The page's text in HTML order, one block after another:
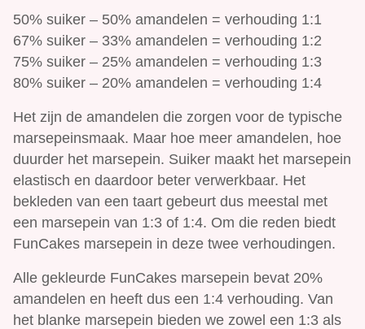
50% suiker – 50% amandelen = verhouding 1:1
67% suiker – 33% amandelen = verhouding 1:2
75% suiker – 25% amandelen = verhouding 1:3
80% suiker – 20% amandelen = verhouding 1:4
Het zijn de amandelen die zorgen voor de typische
marsepeinsmaak. Maar hoe meer amandelen, hoe
duurder het marsepein. Suiker maakt het marsepein
elastisch en daardoor beter verwerkbaar. Het
bekleden van een taart gebeurt dus meestal met
een marsepein van 1:3 of 1:4. Om die reden biedt
FunCakes marsepein in deze twee verhoudingen.
Alle gekleurde FunCakes marsepein bevat 20%
amandelen en heeft dus een 1:4 verhouding. Van
het blanke marsepein bieden we zowel een 1:3 als